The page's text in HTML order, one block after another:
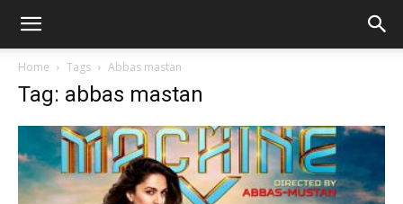
Home Tags Abbas mastan
Tag: abbas mastan